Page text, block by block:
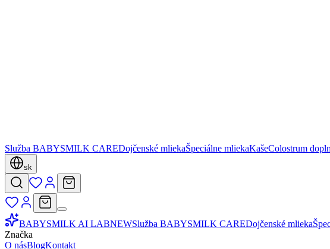
Služba BABYSMILK CAREDojčenské mliekaŠpeciálne mliekaKašeColostrum
sk
BABYSMILK AI LABNEWSlužba BABYSMILK CAREDojčenské mlieka
Značka
O násBlogKontakt